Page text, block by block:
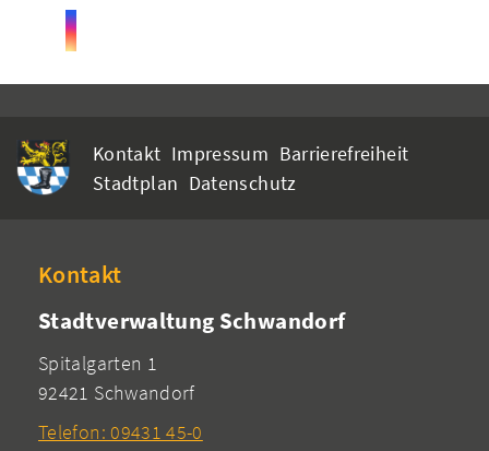
Kontakt Impressum Barrierefreiheit
Stadtplan Datenschutz
Kontakt
Stadtverwaltung Schwandorf
Spitalgarten 1
92421 Schwandorf
Telefon: 09431 45-0